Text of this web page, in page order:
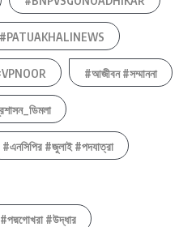
#PATUAKHALINEWS
#আজীবন #সম্মাননা
#এনসিপির #জুলাই #পদযাত্রা
#উদ্ধার